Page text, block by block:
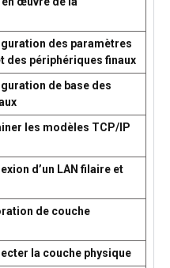
des paramètres
des périphériques finaux
de base des
les modèles TCP/IP
d’un LAN filaire et
de couche
la couche physique